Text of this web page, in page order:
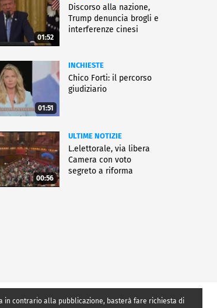
01:52
Discorso alla nazione,
Trump denuncia brogli e
interferenze cinesi
01:51
INCHIESTE
Chico Forti: il percorso
giudiziario
00:56
ULTIME NOTIZIE
L.elettorale, via libera
Camera con voto
segreto a riforma
in contrario alla pubblicazione, basterà fare richiesta di